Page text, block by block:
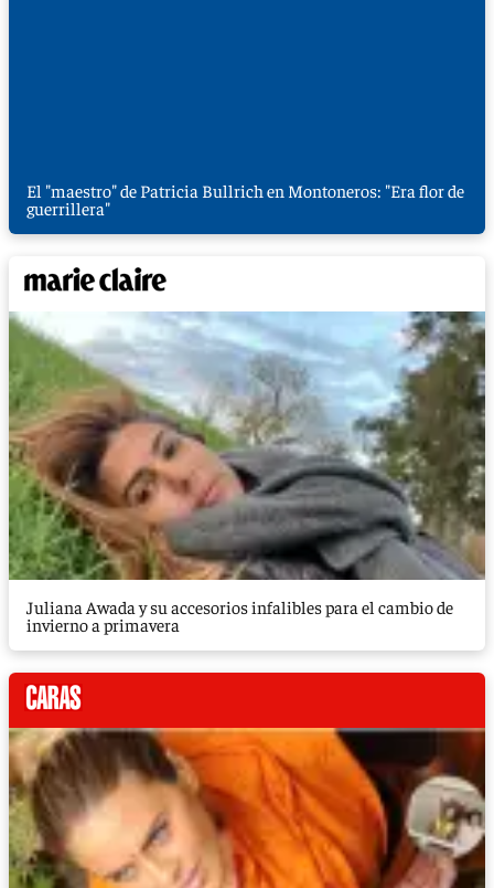
El "maestro" de Patricia Bullrich en Montoneros: "Era flor de
guerrillera"
Juliana Awada y su accesorios infalibles para el cambio de
invierno a primavera